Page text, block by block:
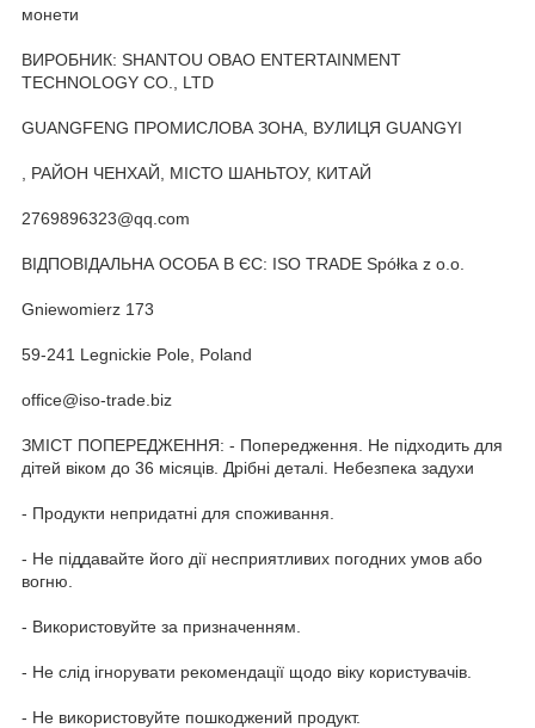
монети
ВИРОБНИК: SHANTOU OBAO ENTERTAINMENT
TECHNOLOGY CO., LTD
GUANGFENG ПРОМИСЛОВА ЗОНА, ВУЛИЦЯ GUANGYI
, РАЙОН ЧЕНХАЙ, МІСТО ШАНЬТОУ, КИТАЙ
2769896323@qq.com
ВІДПОВІДАЛЬНА ОСОБА В ЄС: ISO TRADE Spółka z o.o.
Gniewomierz 173
59-241 Legnickie Pole, Poland
office@iso-trade.biz
ЗМІСТ ПОПЕРЕДЖЕННЯ: - Попередження. Не підходить для
дітей віком до 36 місяців. Дрібні деталі. Небезпека задухи
- Продукти непридатні для споживання.
- Не піддавайте його дії несприятливих погодних умов або
вогню.
- Використовуйте за призначенням.
- Не слід ігнорувати рекомендації щодо віку користувачів.
- Не використовуйте пошкоджений продукт.